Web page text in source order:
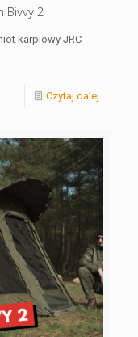
Bivvy 2
karpiowy JRC
Czytaj dalej